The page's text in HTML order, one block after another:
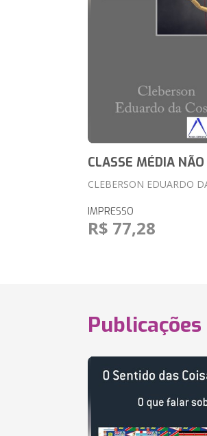
CLASSE MÉDIA
CLEBERSON EDUARDO
IMPRESSO
R$ 77,28